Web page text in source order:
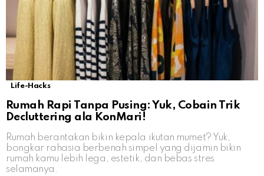
Life-Hacks
Rumah Rapi Tanpa Pusing: Yuk, Cobain Trik
Decluttering ala KonMari!
Rumah berantakan bikin kepala ikutan mumet? Yuk,
bongkar rahasia berbenah simpel yang dijamin bikin
rumah kamu lebih lega, estetik, dan bebas stres
selamanya.